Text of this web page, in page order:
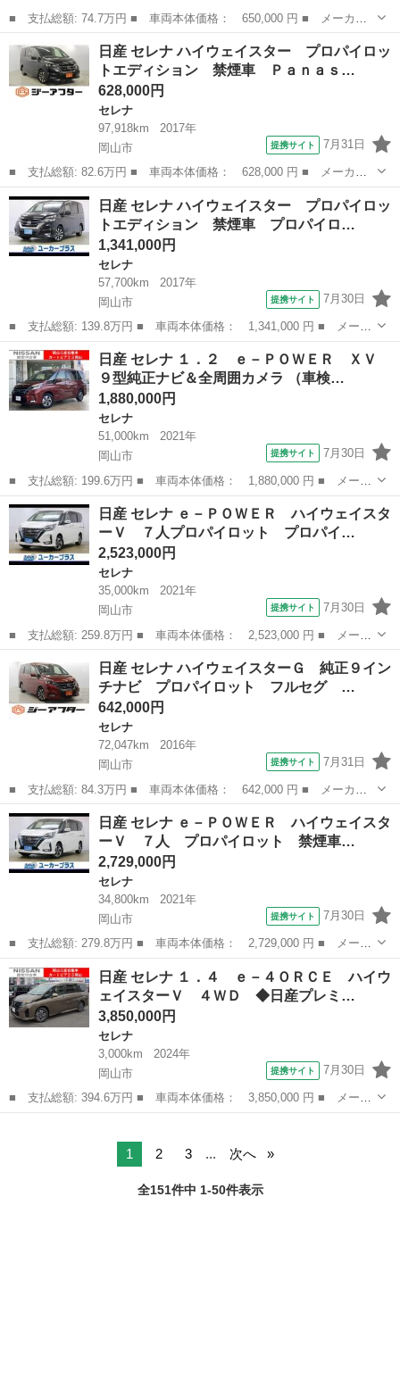
■ 支払総額: 74.7万円 ■ 車両本体価格： 650,000 円 ■ メーカー
名： 日産 ■ 車種名： セレナ ■ グレード名： ハイウェイスタ
ー Ｖセレ＋セーフティＩＩ ＳＨＶ ブレーキアシスト レーンア
シスト ８イ...
岡山 岡山市 セレナ
日産 セレナ ハイウェイスター プロパイロッ
トエディション 禁煙車 Ｐａｎａｓ…
628,000円
セレナ
97,918km
2017年
岡山市
提携サイト 7月31日
■ 支払総額: 82.6万円 ■ 車両本体価格： 628,000 円 ■ メーカー
名： 日産 ■ 車種名： セレナ ■ グレード名： ハイウェイスタ
ー プロパイロットエディション 禁煙車 Ｐａｎａｓｏｎｉｃ社外
ナビ フルセ...
岡山 岡山市 セレナ
日産 セレナ ハイウェイスター プロパイロッ
トエディション 禁煙車 プロパイロ…
1,341,000円
セレナ
57,700km
2017年
岡山市
提携サイト 7月30日
■ 支払総額: 139.8万円 ■ 車両本体価格： 1,341,000 円 ■ メーカ
ー名： 日産 ■ 車種名： セレナ ■ グレード名： ハイウェイス
ター プロパイロットエディション 禁煙車 プロパイロット 社外
ナビ フ...
岡山 岡山市 セレナ
日産 セレナ １．２ ｅ－ＰＯＷＥＲ ＸＶ
９型純正ナビ＆全周囲カメラ （車検…
1,880,000円
セレナ
51,000km
2021年
岡山市
提携サイト 7月30日
■ 支払総額: 199.6万円 ■ 車両本体価格： 1,880,000 円 ■ メーカ
ー名： 日産 ■ 車種名： セレナ ■ グレード名： １．２ ｅ－
ＰＯＷＥＲ ＸＶ ９型純正ナビ＆全周囲カメラ ■ 排気量：
1200c...
岡山 岡山市 セレナ
日産 セレナ ｅ－ＰＯＷＥＲ ハイウェイスタ
ーＶ ７人プロパイロット プロパイ…
2,523,000円
セレナ
35,000km
2021年
岡山市
提携サイト 7月30日
■ 支払総額: 259.8万円 ■ 車両本体価格： 2,523,000 円 ■ メーカ
ー名： 日産 ■ 車種名： セレナ ■ グレード名： ｅ－ＰＯＷＥ
Ｒ ハイウェイスターＶ ７人プロパイロット プロパイロット １
０型ナビ...
岡山市 セレナ
日産 セレナ ハイウェイスターＧ 純正９イン
チナビ プロパイロット フルセグ …
642,000円
セレナ
72,047km
2016年
岡山市
提携サイト 7月31日
■ 支払総額: 84.3万円 ■ 車両本体価格： 642,000 円 ■ メーカー
名： 日産 ■ 車種名： セレナ ■ グレード名： ハイウェイスタ
ーＧ 純正９インチナビ プロパイロット フルセグ 両側電動ス
ライドドア ...
岡山 岡山市 セレナ
日産 セレナ ｅ－ＰＯＷＥＲ ハイウェイスタ
ーＶ ７人 プロパイロット 禁煙車…
2,729,000円
セレナ
34,800km
2021年
岡山市
提携サイト 7月30日
■ 支払総額: 279.8万円 ■ 車両本体価格： 2,729,000 円 ■ メーカ
ー名： 日産 ■ 車種名： セレナ ■ グレード名： ｅ－ＰＯＷＥ
Ｒ ハイウェイスターＶ ７人 プロパイロット 禁煙車 プロパイ
ロット ...
岡山 岡山市 セレナ
日産 セレナ １．４ ｅ－４ＯＲＣＥ ハイウ
ェイスターＶ ４ＷＤ ◆日産プレミ…
3,850,000円
セレナ
3,000km
2024年
岡山市
提携サイト 7月30日
■ 支払総額: 394.6万円 ■ 車両本体価格： 3,850,000 円 ■ メーカ
ー名： 日産 ■ 車種名： セレナ ■ グレード名： １．４ ｅ－
1 2 3 ... 次へ
全151件中 1-50件表示